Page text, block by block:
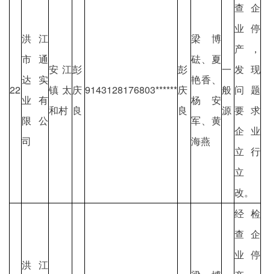
22
洪江
市通
达实
业有
限公
司
安江
镇太
和村
彭
庆
良
9143128176803******
彭
庆
良
梁博
砝、夏
艳香、
杨安
军、黄
海燕
一
般
源
查企
业停
产，
发现
问题
要求
企业
立行
立
改。
洪江
经检
查企
业停